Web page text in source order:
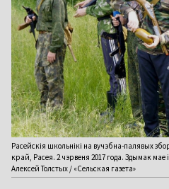
Расейскія школьнікі на вучэбна-палявых
край, Расея. 2 чэрвеня 2017 года. Здымак
Алексей Толстых / «Сельская газета»